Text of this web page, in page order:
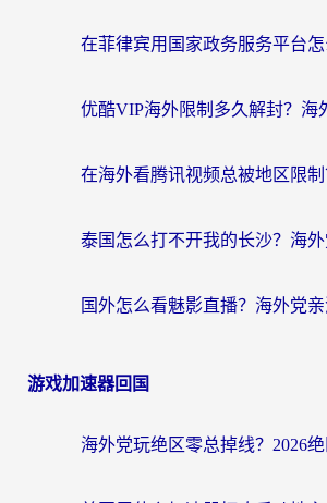
游戏加速器回国